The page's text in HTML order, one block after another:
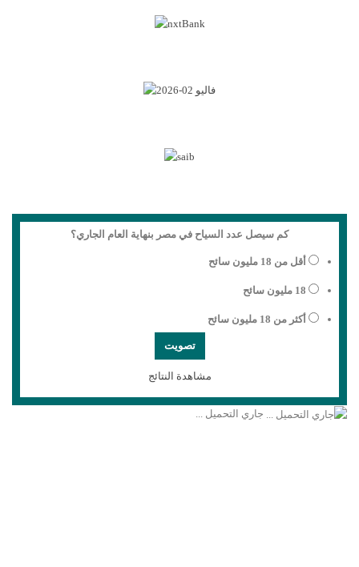
كم سيصل عدد السياح في مصر بنهاية العام الجاري؟
أقل من 18 مليون سائح
18 مليون سائح
أكثر من 18 مليون سائح
مشاهدة النتائج
جاري التحميل ...